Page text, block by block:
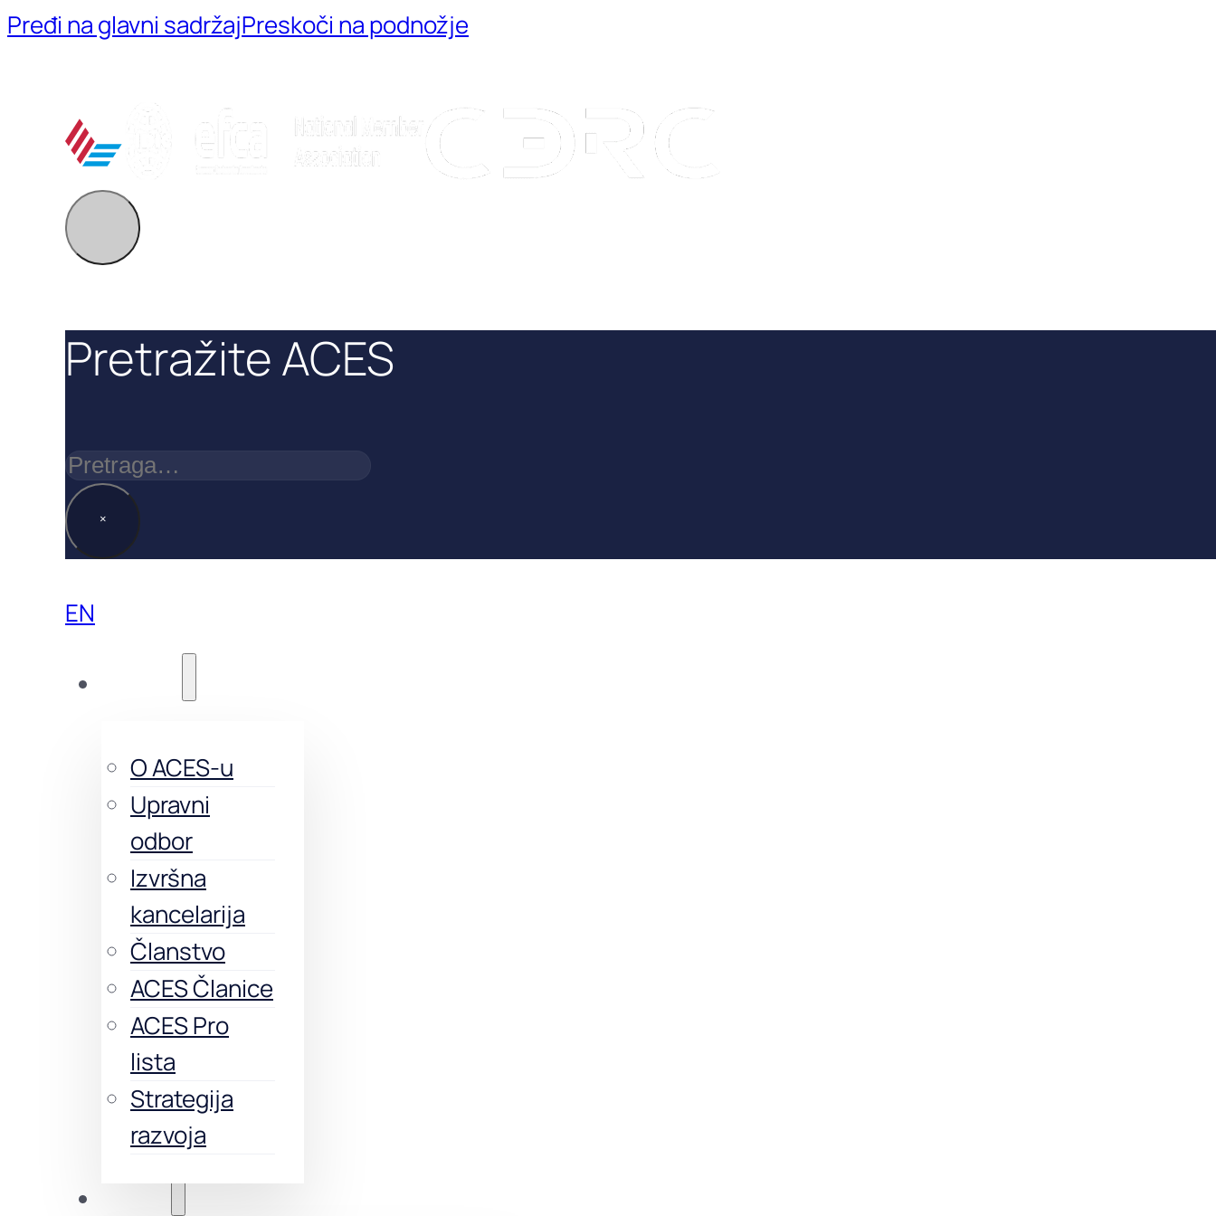
Pređi na glavni sadržajPreskoči na podnožje
Pretražite ACES
Pretraga
×
EN
O ACES-u
Upravni
odbor
Izvršna
kancelarija
Članstvo
ACES Članice
ACES Pro
lista
Strategija
razvoja